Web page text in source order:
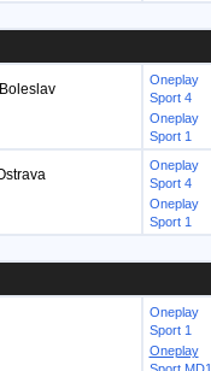
Oneplay
Sport 4
Oneplay
Sport 1
Oneplay
Sport 4
Oneplay
Sport 1
Oneplay
Sport 1
Oneplay